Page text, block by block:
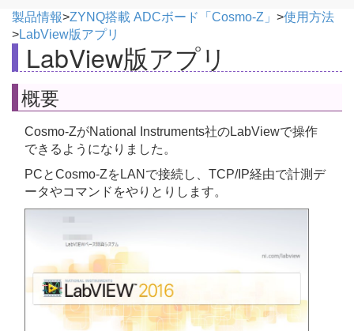
製品情報>ZYNQ搭載 ADCボード「Cosmo-Z」 >使用方法
>LabView版アプリ
LabView版アプリ
概要
Cosmo-ZがNational Instruments社のLabViewで操作
できるようになりました。
PCとCosmo-ZをLANで接続し、TCP/IP経由で計測デ
ータやコマンドをやりとりします。